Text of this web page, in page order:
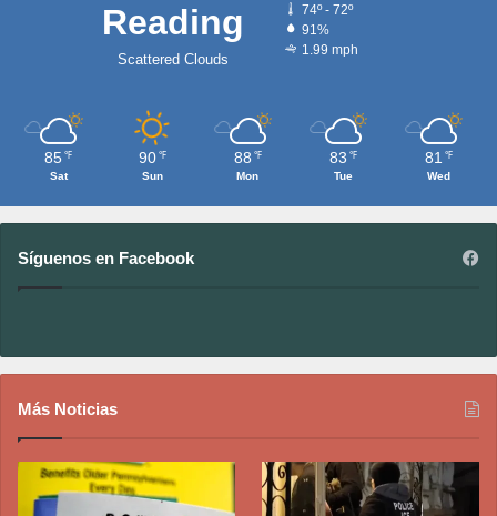
Reading
Scattered Clouds
74º - 72º
91%
1.99 mph
85 ℉
Sat
90 ℉
Sun
88 ℉
Mon
83 ℉
Tue
81 ℉
Wed
Síguenos en Facebook
Más Noticias